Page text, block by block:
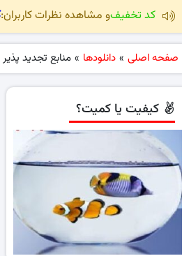
کد تخفیفو مشاهده نظرات کاربران:
صفحه اصلی » دانلودها » منابع تجدید پذیر
کیفیت یا کمیت؟